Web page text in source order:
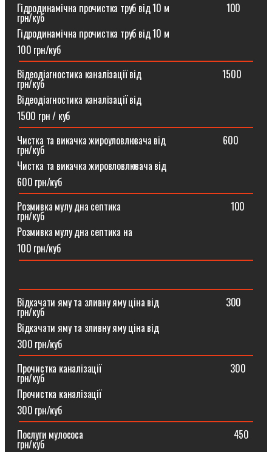
Гідродинамічна прочистка труб від 10 м⠀⠀⠀⠀⠀⠀⠀⠀100
грн/куб
Гідродинамічна прочистка труб від 10 м
100 грн/куб
Відеодіагностика каналізації від ⠀⠀⠀⠀⠀⠀⠀⠀⠀⠀⠀1500
грн/куб
Відеодіагностика каналізації від
1500 грн / куб
Чистка та викачка жироуловлювача від⠀⠀⠀⠀⠀⠀⠀⠀600
грн/куб
Чистка та викачка жировловлювача від
600 грн/куб
Розмивка мулу дна септика ⠀⠀⠀⠀⠀⠀⠀⠀⠀⠀⠀⠀⠀⠀⠀100
грн/куб
Розмивка мулу дна септика на
100 грн/куб
Відкачати яму та зливну яму ціна від ⠀⠀⠀⠀⠀⠀⠀⠀⠀300
грн/куб
Відкачати яму та зливну яму ціна від
300 грн/куб
Прочистка каналізації⠀⠀⠀⠀⠀⠀⠀⠀⠀⠀⠀⠀⠀⠀⠀⠀⠀⠀300
грн/куб
Прочистка каналізації
300 грн/куб
Послуги мулососа⠀⠀⠀⠀⠀⠀⠀⠀⠀⠀⠀⠀⠀⠀⠀⠀⠀⠀⠀⠀⠀450
грн/куб